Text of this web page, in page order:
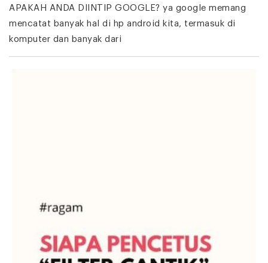
APAKAH ANDA DIINTIP GOOGLE? ya google memang
mencatat banyak hal di hp android kita, termasuk di
komputer dan banyak dari